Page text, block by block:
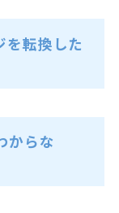
を転換した
からな